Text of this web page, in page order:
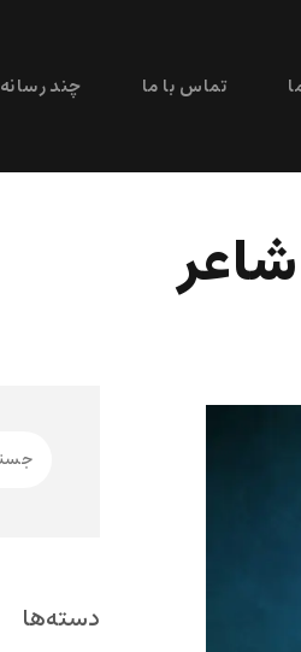
تماس با ما چند
دسته‌ها